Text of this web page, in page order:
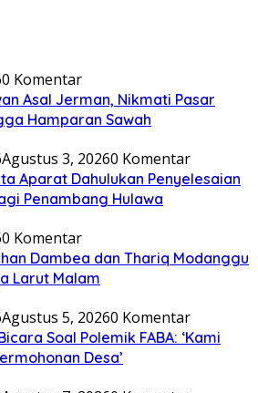
0 Komentar
Asal Jerman, Nikmati Pasar
Hamparan Sawah
Agustus 3, 20260 Komentar
Aparat Dahulukan Penyelesaian
Penambang Hulawa
0 Komentar
Dambea dan Thariq Modanggu
Larut Malam
Agustus 5, 20260 Komentar
Soal Polemik FABA: ‘Kami
Desa’